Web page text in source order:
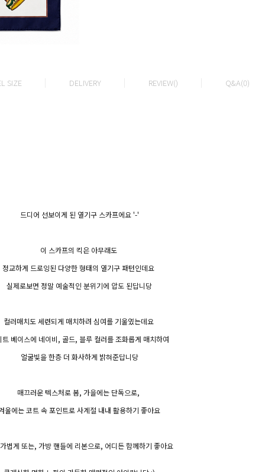
SIZE DELIVERY REVIEW() Q&A(0)
드디어 선보이게 된 열기구 스카프에요 '-'
이 스카프의 킥은 아무래도
정교하게 드로잉된 다양한 형태의 열기구 패턴인데요
실제로보면 정말 예술적인 분위기에 압도 된답니당
컬러매치도 세련되게 매치하려 심여를 기울였는데요
트 베이스에 네이비, 골드, 블루 컬러를 조화롭게 매치하여
얼굴빛을 한층 더 화사하게 밝혀준답니당
매끄러운 텍스처로 봄, 가을에는 단독으로,
울에는 코트 속 포인트로 사계절 내내 활용하기 좋아요
볍게 또는, 가방 핸들에 리본으로, 어디든 함께하기 좋아요